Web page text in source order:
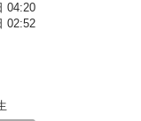
04:20
02:52